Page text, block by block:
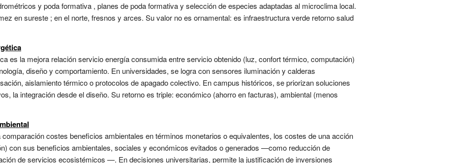
y poda formativa , planes de poda formativa y selección de especies adaptadas al microclima local.
en sureste ; en el norte, fresnos y arces. Su valor no es ornamental: es infraestructura verde retorno salud
es la mejora relación servicio energía consumida entre servicio obtenido (luz, confort térmico, computación)
diseño y comportamiento. En universidades, se logra con sensores iluminación y calderas
aislamiento térmico o protocolos de apagado colectivo. En campus históricos, se priorizan soluciones
la integración desde el diseño. Su retorno es triple: económico (ahorro en facturas), ambiental (menos
costes beneficios ambientales en términos monetarios o equivalentes, los costes de una acción
con sus beneficios ambientales, sociales y económicos evitados o generados —como reducción de
de servicios ecosistémicos —. En decisiones universitarias, permite la justificación de inversiones